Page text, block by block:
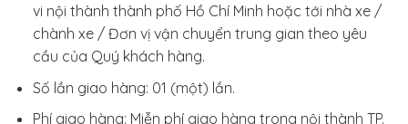
vi nội thành thành phố Hồ Chí Minh hoặc tới nhà xe /
chành xe / Đơn vị vận chuyển trung gian theo yêu
cầu của Quý khách hàng.
Số lần giao hàng: 01 (một) lần.
Phí giao hàng: Miễn phí giao hàng trong nội thành TP.